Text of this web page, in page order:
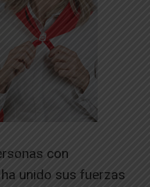
con
unido sus fuerzas